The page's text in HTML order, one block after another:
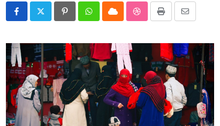
PinterestWhatsappCloud StumbleUpon
Print
Share
Email